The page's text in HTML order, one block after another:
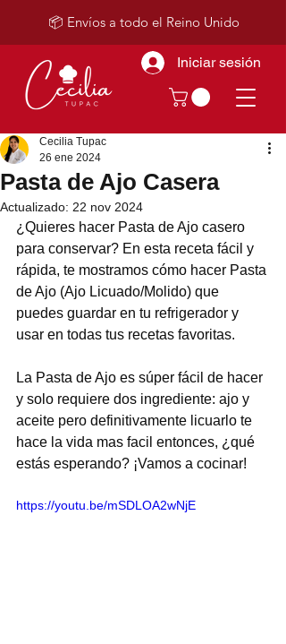
Iniciar sesión
📦 Envíos a todo el Reino Unido
Pasta de Ajo Casera
Cecilia Tupac
26 ene 2024
Actualizado: 22 nov 2024
¿Quieres hacer Pasta de Ajo casero
para conservar? En esta receta fácil y
rápida, te mostramos cómo hacer Pasta
de Ajo (Ajo Licuado/Molido) que
puedes guardar en tu refrigerador y
usar en todas tus recetas favoritas.
La Pasta de Ajo es súper fácil de hacer
y solo requiere dos ingrediente: ajo y
aceite pero definitivamente licuarlo te
hace la vida mas facil entonces, ¿qué
estás esperando? ¡Vamos a cocinar!
https://youtu.be/mSDLOA2wNjE